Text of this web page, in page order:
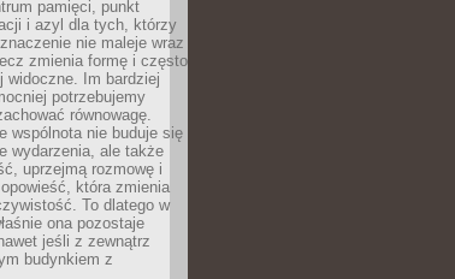
pamięci, punkt
i azyl dla tych, którzy
nie maleje wraz
zmienia formę i często
widoczne. Im bardziej
potrzebujemy
równowagę.
wspólnota nie buduje się
wydarzenia, ale także
uprzejmą rozmowę i
która zmienia
To dlatego w
ona pozostaje
jeśli z zewnątrz
budynkiem z